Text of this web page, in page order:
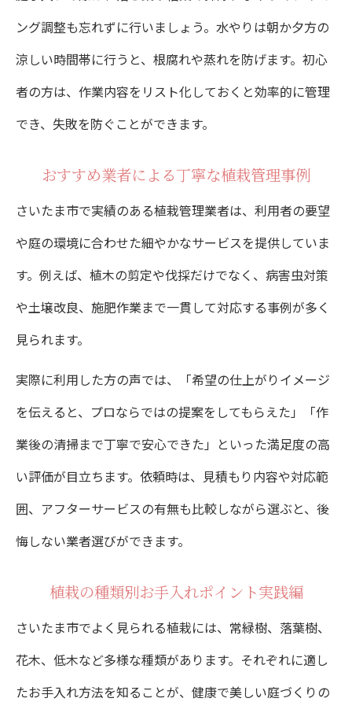
ング調整も忘れずに行いましょう。水やりは朝か夕方の
涼しい時間帯に行うと、根腐れや蒸れを防げます。初心
者の方は、作業内容をリスト化しておくと効率的に管理
でき、失敗を防ぐことができます。
おすすめ業者による丁寧な植栽管理事例
さいたま市で実績のある植栽管理業者は、利用者の要望
や庭の環境に合わせた細やかなサービスを提供していま
す。例えば、植木の剪定や伐採だけでなく、病害虫対策
や土壌改良、施肥作業まで一貫して対応する事例が多く
見られます。
実際に利用した方の声では、「希望の仕上がりイメージ
を伝えると、プロならではの提案をしてもらえた」「作
業後の清掃まで丁寧で安心できた」といった満足度の高
い評価が目立ちます。依頼時は、見積もり内容や対応範
囲、アフターサービスの有無も比較しながら選ぶと、後
悔しない業者選びができます。
植栽の種類別お手入れポイント実践編
さいたま市でよく見られる植栽には、常緑樹、落葉樹、
花木、低木など多様な種類があります。それぞれに適し
たお手入れ方法を知ることが、健康で美しい庭づくりの